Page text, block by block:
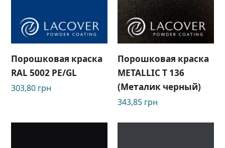
Порошковая краска
RAL 5002 PE/GL
303,80 грн
Порошковая краска
METALLIC T 136
(Металик черный)
343,85 грн